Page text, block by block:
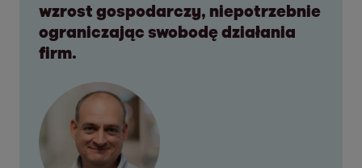
wzrost gospodarczy, niepotrzebnie
ograniczając swobodę działania
firm.